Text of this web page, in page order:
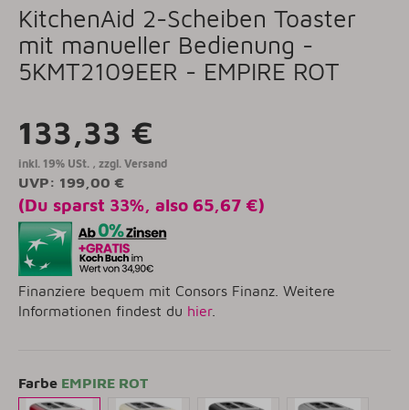
KitchenAid 2-Scheiben Toaster
mit manueller Bedienung -
5KMT2109EER - EMPIRE ROT
133,33 €
inkl. 19% USt. , zzgl. Versand
UVP: 199,00 €
(Du sparst 33%, also 65,67 €)
Finanziere bequem mit Consors Finanz. Weitere
Informationen findest du hier.
Farbe EMPIRE ROT